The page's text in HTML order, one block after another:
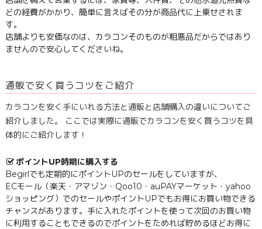
どの経費がかかり、簡単に言えばその分が商品代に上乗せされま
す。
店舗よりも安価なのは、カラコンそのものが粗悪品だからではあり
ませんので安心してくださいね。
通販で安く買うコツをご紹介
カラコンを安く手にいれる方法と通販と店舗購入の違いについてご
紹介しました。 ここでは実際に通販でカラコンを安く買うコツを具
体的にご紹介します！
ポイントUP時期に購入する
Begirlでも定期的にポイントUPのセールをしていますが、
ECモール（楽天・アマゾン・Qoo10・auPAYマーケット・yahoo
ショッピング）でのセールやポイントUPでもお得にお買い物できる
チャンスがあります。手に入れたポイントを使って次回のお買い物
に利用することもできるのでポイントをためれば貯めるほどお得に